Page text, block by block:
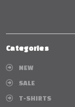
Categories
NEW
SALE
T-SHIRTS